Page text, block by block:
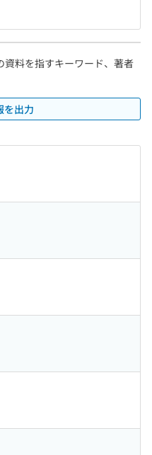
資料を指すキーワード、著者
を出力